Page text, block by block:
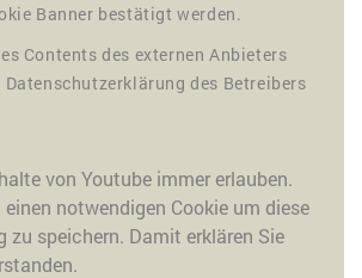
Banner bestätigt werden.
Contents des externen Anbieters
Datenschutzerklärung des Betreibers
von Youtube immer erlauben.
einen notwendigen Cookie um diese
zu speichern. Damit erklären Sie